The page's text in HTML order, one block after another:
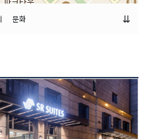
문화 ⇊